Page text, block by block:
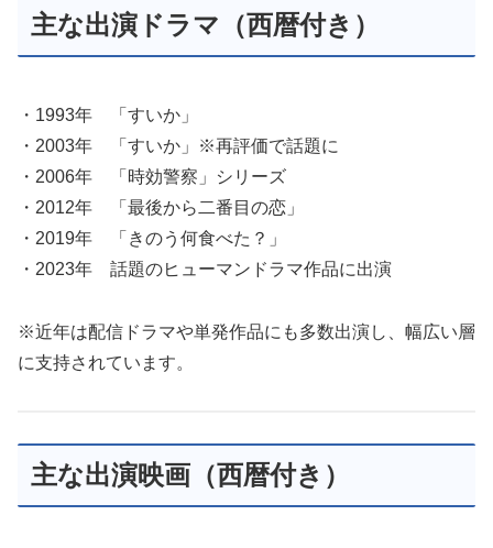
主な出演ドラマ（西暦付き）
・1993年 「すいか」
・2003年 「すいか」※再評価で話題に
・2006年 「時効警察」シリーズ
・2012年 「最後から二番目の恋」
・2019年 「きのう何食べた？」
・2023年 話題のヒューマンドラマ作品に出演
※近年は配信ドラマや単発作品にも多数出演し、幅広い層
に支持されています。
主な出演映画（西暦付き）